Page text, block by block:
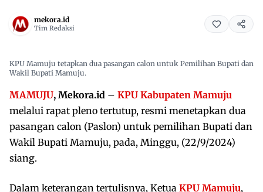
mekora.id
Tim Redaksi
KPU Mamuju tetapkan dua pasangan calon untuk Pemilihan Bupati dan
Wakil Bupati Mamuju.
MAMUJU, Mekora.id – KPU Kabupaten Mamuju
melalui rapat pleno tertutup, resmi menetapkan dua
pasangan calon (Paslon) untuk pemilihan Bupati dan
Wakil Bupati Mamuju, pada, Minggu, (22/9/2024)
siang.
Dalam keterangan tertulisnya, Ketua KPU Mamuju,